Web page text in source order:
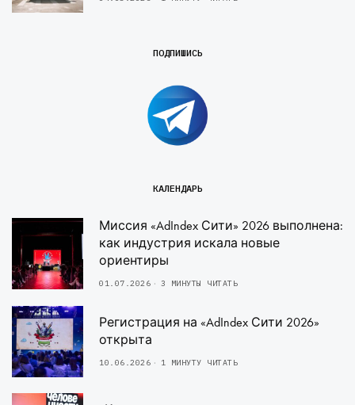
ПОДПИШИСЬ
КАЛЕНДАРЬ
Миссия «AdIndex Сити» 2026 выполнена:
как индустрия искала новые
ориентиры
01.07.2026 3 МИНУТЫ ЧИТАТЬ
Регистрация на «AdIndex Сити 2026»
открыта
10.06.2026 1 МИНУТУ ЧИТАТЬ